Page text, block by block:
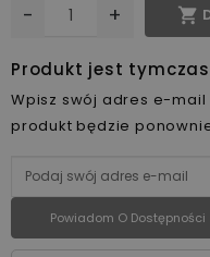
- + 
Produkt jest
Wpisz swój adres e-
produkt będzie
Powiadom O Dostępności